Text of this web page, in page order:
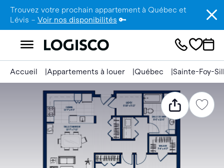
Trouvez votre prochain appartement à Québec et
Lévis – Voir nos disponibilités 🔑
Accueil Appartements à louer Québec Sainte-Foy-